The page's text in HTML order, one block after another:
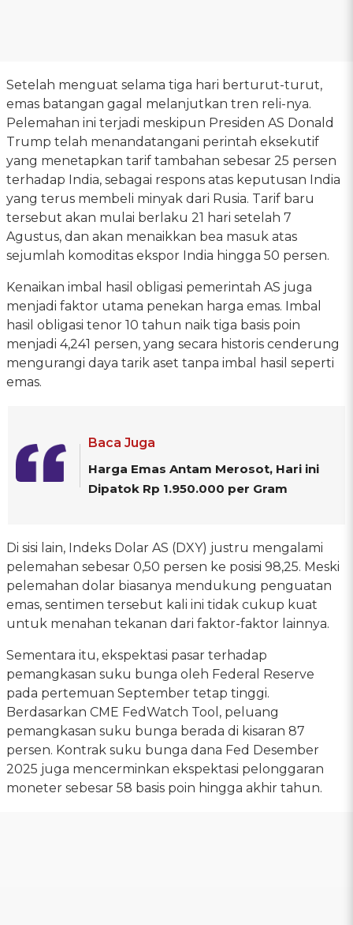
Setelah menguat selama tiga hari berturut-turut,
emas batangan gagal melanjutkan tren reli-nya.
Pelemahan ini terjadi meskipun Presiden AS Donald
Trump telah menandatangani perintah eksekutif
yang menetapkan tarif tambahan sebesar 25 persen
terhadap India, sebagai respons atas keputusan India
yang terus membeli minyak dari Rusia. Tarif baru
tersebut akan mulai berlaku 21 hari setelah 7
Agustus, dan akan menaikkan bea masuk atas
sejumlah komoditas ekspor India hingga 50 persen.
Kenaikan imbal hasil obligasi pemerintah AS juga
menjadi faktor utama penekan harga emas. Imbal
hasil obligasi tenor 10 tahun naik tiga basis poin
menjadi 4,241 persen, yang secara historis cenderung
mengurangi daya tarik aset tanpa imbal hasil seperti
emas.
Baca Juga
Harga Emas Antam Merosot, Hari ini
Dipatok Rp 1.950.000 per Gram
Di sisi lain, Indeks Dolar AS (DXY) justru mengalami
pelemahan sebesar 0,50 persen ke posisi 98,25. Meski
pelemahan dolar biasanya mendukung penguatan
emas, sentimen tersebut kali ini tidak cukup kuat
untuk menahan tekanan dari faktor-faktor lainnya.
Sementara itu, ekspektasi pasar terhadap
pemangkasan suku bunga oleh Federal Reserve
pada pertemuan September tetap tinggi.
Berdasarkan CME FedWatch Tool, peluang
pemangkasan suku bunga berada di kisaran 87
persen. Kontrak suku bunga dana Fed Desember
2025 juga mencerminkan ekspektasi pelonggaran
moneter sebesar 58 basis poin hingga akhir tahun.